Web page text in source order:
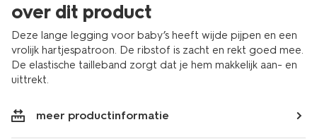
over dit product
Deze lange legging voor baby’s heeft wijde pijpen en een
vrolijk hartjespatroon. De ribstof is zacht en rekt goed mee.
De elastische tailleband zorgt dat je hem makkelijk aan- en
uittrekt.
meer productinformatie